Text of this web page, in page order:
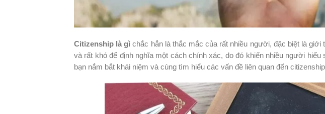
Citizenship là gì chắc hẳn là thắc mắc của rất nhiều người, đặc biệt là
và rất khó để định nghĩa một cách chính xác, do đó khiến nhiều người
bạn nắm bắt khái niệm và cùng tìm hiểu các vấn đề liên quan đến